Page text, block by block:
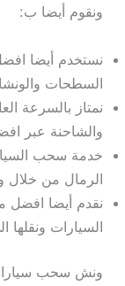
ونقوم أيضا ب:
نستخدم أيضا
السطحات
نمتاز بالسرعة
والشاحنة عبر
خدمة سحب
الرمال من
نقدم أيضا
السيارات
ونش سحب